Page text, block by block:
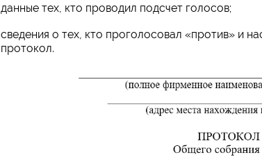
данные тех, кто проводил подсчет голосов;
сведения о тех, кто проголосовал «против» и
протокол.